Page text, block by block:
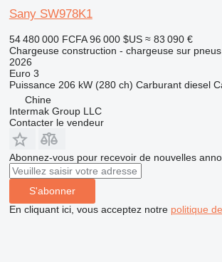
Sany SW978K1
54 480 000 FCFA 96 000 $US ≈ 83 090 €
Chargeuse construction - chargeuse sur pneus
2026
Euro 3
Puissance 206 kW (280 ch) Carburant diesel
Chine
Intermak Group LLC
Contacter le vendeur
Abonnez-vous pour recevoir de nouvelles
S'abonner
En cliquant ici, vous acceptez notre politique